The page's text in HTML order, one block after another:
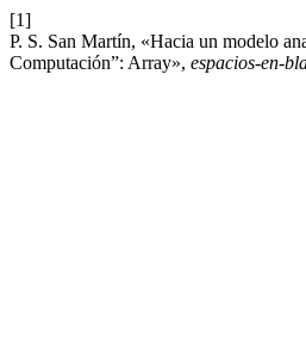
[1]
P. S. San Martín, «Hacia un modelo
Computación”: Array», espacios-en-